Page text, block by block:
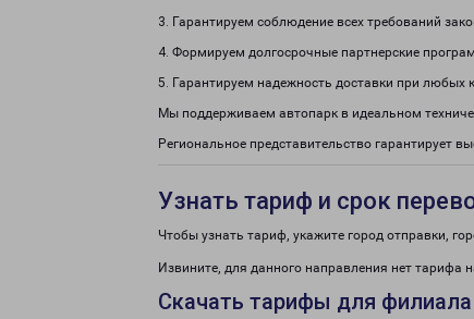
3. Гарантируем соблюдение всех требований
4. Формируем долгосрочные партнерские
5. Гарантируем надежность доставки при любых
Мы поддерживаем автопарк в идеальном
Региональное представительство гарантирует
Узнать тариф и срок
Чтобы узнать тариф, укажите город отправки,
Извините, для данного направления нет тарифа
Скачать тарифы для